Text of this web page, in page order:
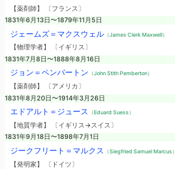
【薬剤師】 〔フランス〕
1831年6月13日〜1879年11月5日
ジェームズ＝マクスウェル（James Clerk Maxwell）
【物理学者】 〔イギリス〕
1831年7月8日〜1888年8月16日
ジョン＝ペンバートン （John Stith Pemberton）
【薬剤師】 〔アメリカ〕
1831年8月20日〜1914年3月26日
エドアルト＝ジュース （Eduard Suess）
【地質学者】 〔イギリス→スイス〕
1831年9月18日〜1898年7月1日
ジークフリート＝マルクス （Siegfried Samuel Marcus）
【発明家】 〔ドイツ〕